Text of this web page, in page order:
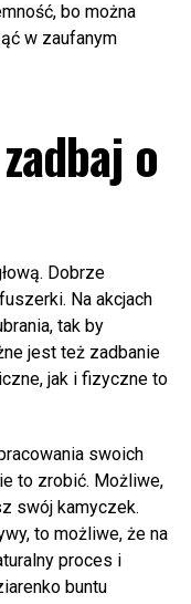
bo można
w zaufanym
o
Dobrze
Na akcjach
tak by
jest też zadbanie
jak i fizyczne to
swoich
to zrobić. Możliwe,
swój kamyczek.
to możliwe, że na
proces i
buntu